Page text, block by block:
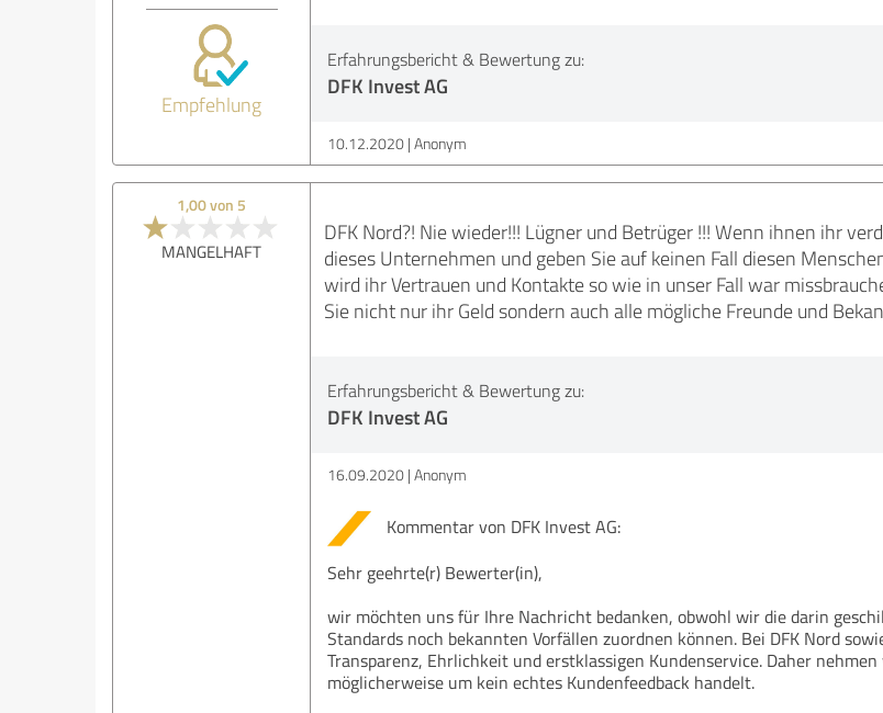
Empfehlung
Erfahrungsbericht & Bewertung zu:
DFK Invest AG
10.12.2020 Anonym
1,00 von 5
MANGELHAFT
DFK Nord?! Nie wieder!!! Lügner und Betrüger !!! Wenn ihnen ihr
dieses Unternehmen und geben Sie auf keinen Fall diesen
wird ihr Vertrauen und Kontakte so wie in unser Fall war
Sie nicht nur ihr Geld sondern auch alle mögliche Freunde und
Erfahrungsbericht & Bewertung zu:
DFK Invest AG
16.09.2020 Anonym
Kommentar von DFK Invest AG:
Sehr geehrte(r) Bewerter(in),
wir möchten uns für Ihre Nachricht bedanken, obwohl wir die darin
Standards noch bekannten Vorfällen zuordnen können. Bei DFK Nord
Transparenz, Ehrlichkeit und erstklassigen Kundenservice. Daher
möglicherweise um kein echtes Kundenfeedback handelt.